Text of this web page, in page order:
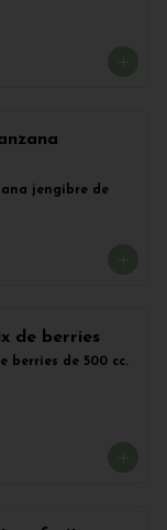
jengibre de
de berries
berries de 500 cc.